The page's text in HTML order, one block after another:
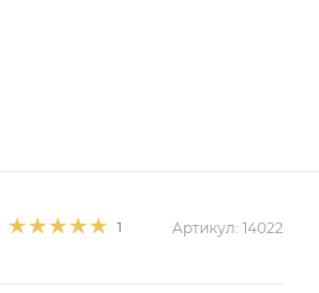
1 Артикул: 14022